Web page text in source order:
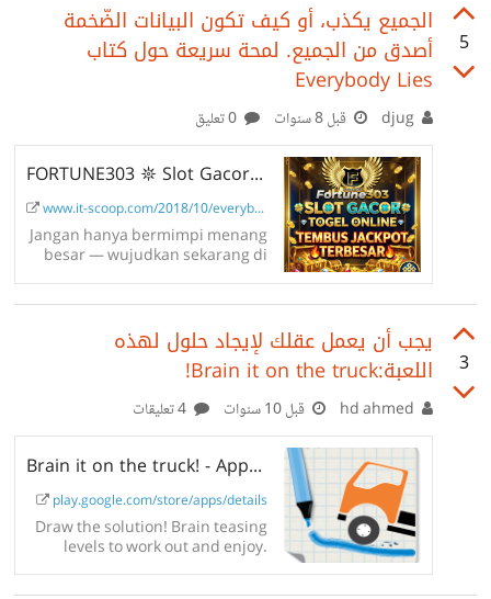
منظم ودقيق، وقابل للتعديل، وأيضا عمل قوائم فرعية،
والحصول على تحديثات بشكل فوري اذا ما تم اضافة أي عنصر
للقوائم الخاصة بك. بالنسبة لإستخدامي الشخصي لدي ثلاث
قوائم رئيسية. -قائمة بمنصات الكورسات، والحصول على
تحديثات عندما يتم اضافة كورس جديد. -قائمة بالمواقع التي
أتابعها باستمرار، والإطلاع بشكل منظم على المقالات المضافة
5
الجميع يكذب، أو كيف تكون البيانات الضّخمة
أصدق من الجميع. لمحة سريعة حول كتاب
Everybody Lies
قبل 8 سنوات
FORTUNE303 𖤓 Slot Gacor Togel Online Tembus Jackpot Terbesar
www.it-scoop.com/2018/10/everybod...
Jangan hanya bermimpi menang
besar — wujudkan sekarang di
FORTUNE303! Platform slot gacor
pemenang jackpot dari seluruh
Indonesia. Nikmati pasaran togel
dengan diskon terbesar, fitur slot 3
يجب أن يعمل عقلك لإيجاد حلول لهذه
اللعبة:Brain it on the truck!
قبل 10 سنوات
Brain it on the truck! - Apps on Google Play
play.google.com/store/apps/details
Draw the solution! Brain teasing
levels to work out and enjoy.